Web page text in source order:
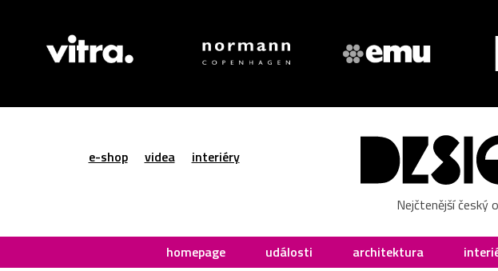
e-shop videa interiéry
Nejčtenější český
homepage události architektura